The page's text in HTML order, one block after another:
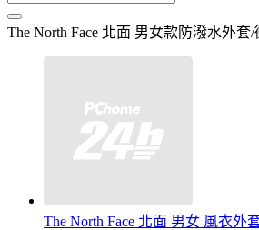
The North Face 北面 男女款防潑水外套
The North Face 北面 男女 風衣外